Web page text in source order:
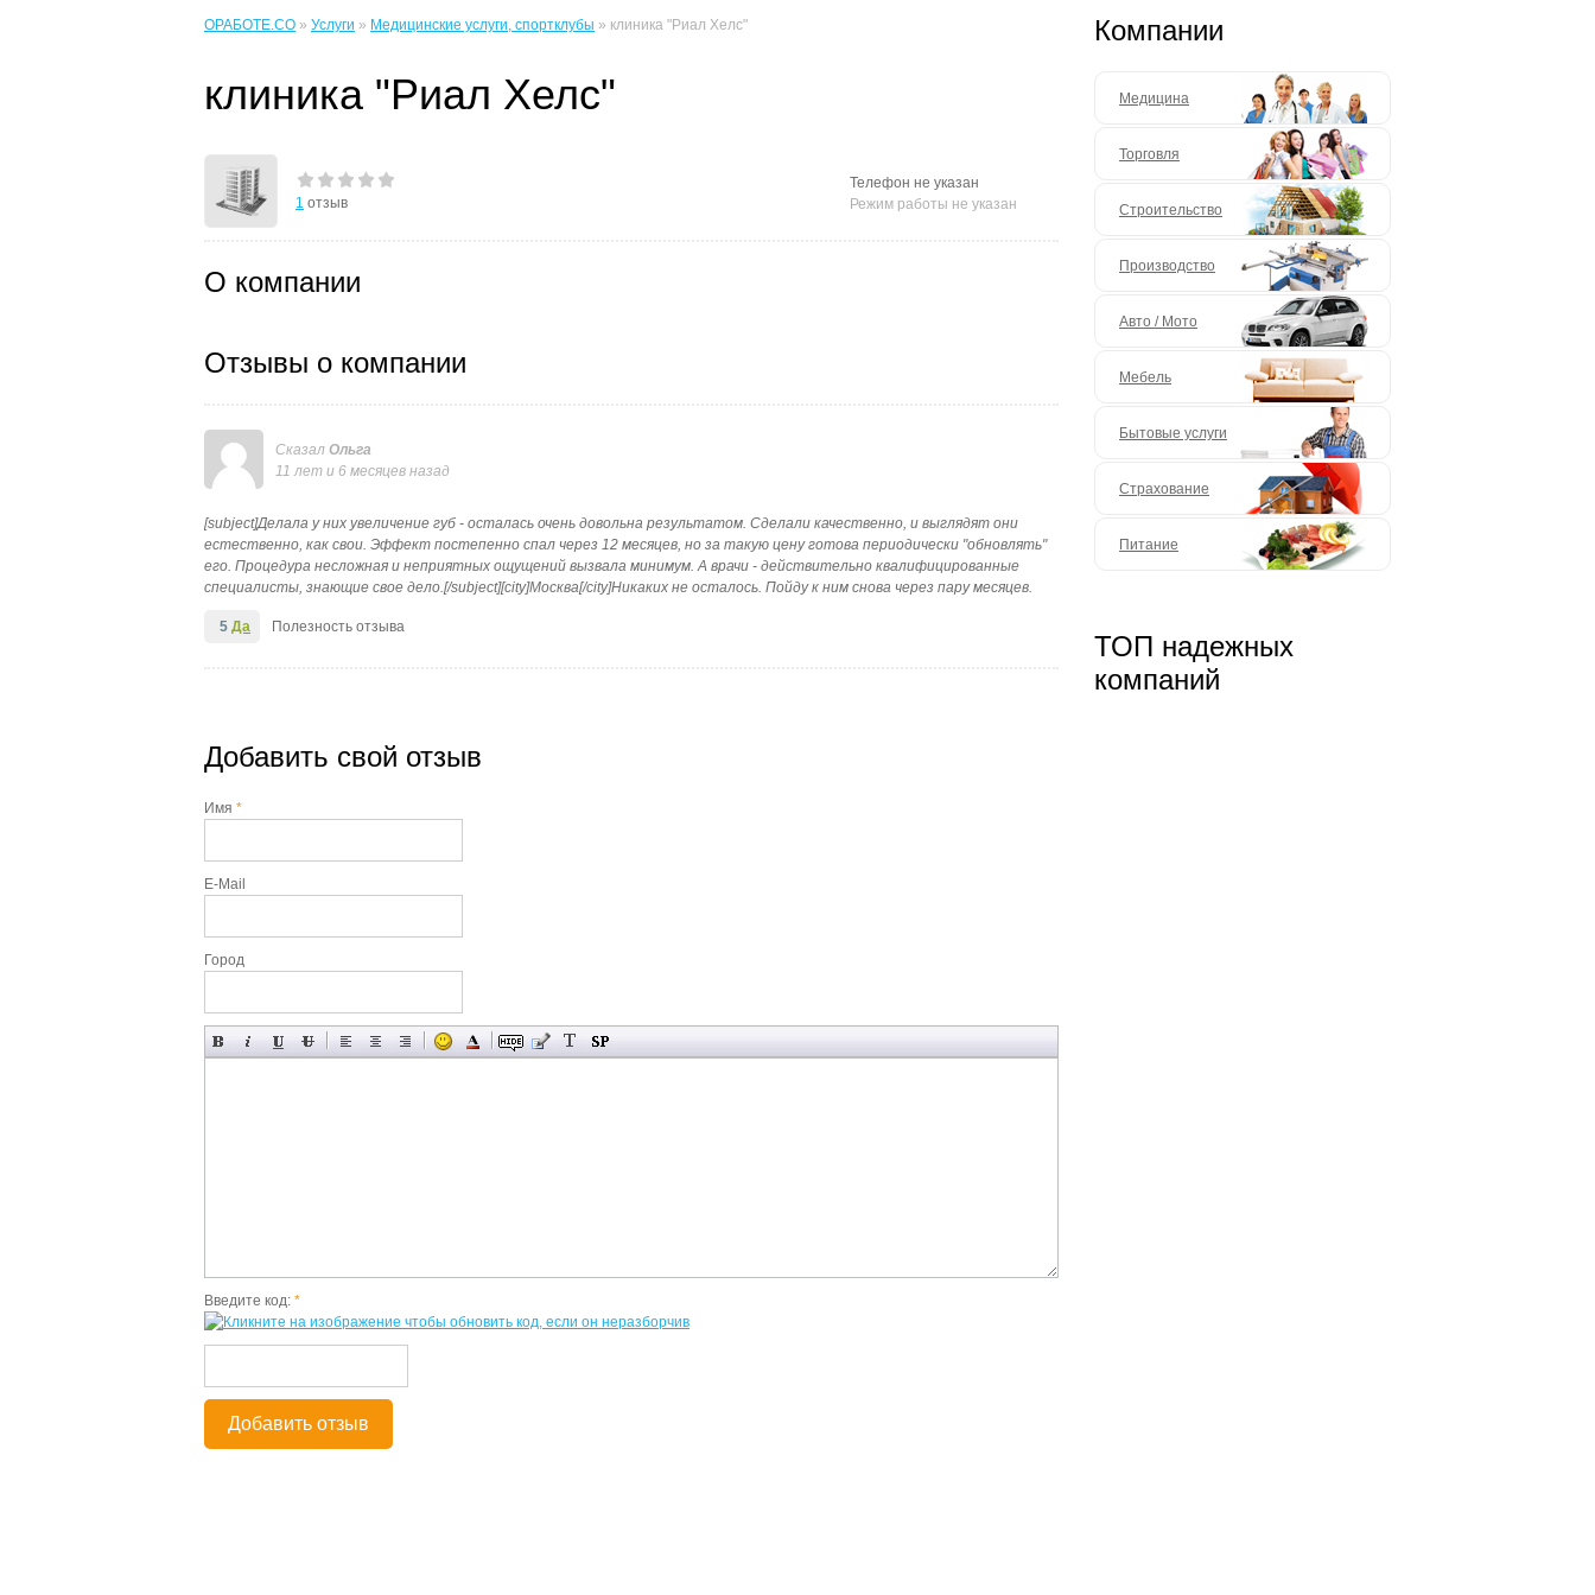
ОРАБОТЕ.CO » Услуги » Медицинские услуги, спортклубы » клиника "Риал Хелс"
клиника "Риал Хелс"
1 отзыв
Телефон не указан
Режим работы не указан
О компании
Отзывы о компании
Сказал Ольга
11 лет и 6 месяцев назад
[subject]Делала у них увеличение губ - осталась очень довольна результатом. Сделали качественно, и выглядят они
естественно, как свои. Эффект постепенно спал через 12 месяцев, но за такую цену готова периодически "обновлять"
его. Процедура несложная и неприятных ощущений вызвала минимум. А врачи - действительно квалифицированные
специалисты, знающие свое дело.[/subject][city]Москва[/city]Никаких не осталось. Пойду к ним снова через пару месяцев.
Полезность отзыва
5 Да
Добавить свой отзыв
Имя *
E-Mail
Город
Введите код: *
Добавить отзыв
Компании
Медицина
Торговля
Строительство
Производство
Авто / Мото
Мебель
Бытовые услуги
Страхование
Питание
ТОП надежных
компаний